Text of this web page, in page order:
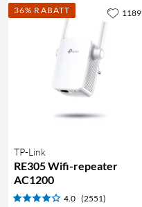
36% RABATT
TP-Link
RE305 Wifi-repeater
AC1200
4.0 (2551)
1189